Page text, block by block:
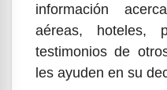
información
aéreas, hoteles,
testimonios de
les ayuden en su